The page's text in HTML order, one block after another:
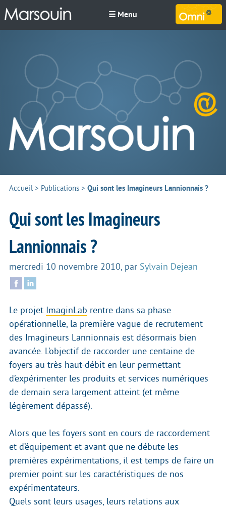
☰ Menu
Accueil> Publications > Qui sont les Imagineurs Lannionnais ?
Qui sont les Imagineurs
Lannionnais ?
mercredi 10 novembre 2010, par Sylvain Dejean
Le projet ImaginLab rentre dans sa phase
opérationnelle, la première vague de recrutement
des Imagineurs Lannionnais est désormais bien
avancée. L’objectif de raccorder une centaine de
foyers au très haut-débit en leur permettant
d’expérimenter les produits et services numériques
de demain sera largement atteint (et même
légèrement dépassé).
Alors que les foyers sont en cours de raccordement
et d’équipement et avant que ne débute les
premières expérimentations, il est temps de faire un
premier point sur les caractéristiques de nos
expérimentateurs.
Quels sont leurs usages, leurs relations aux